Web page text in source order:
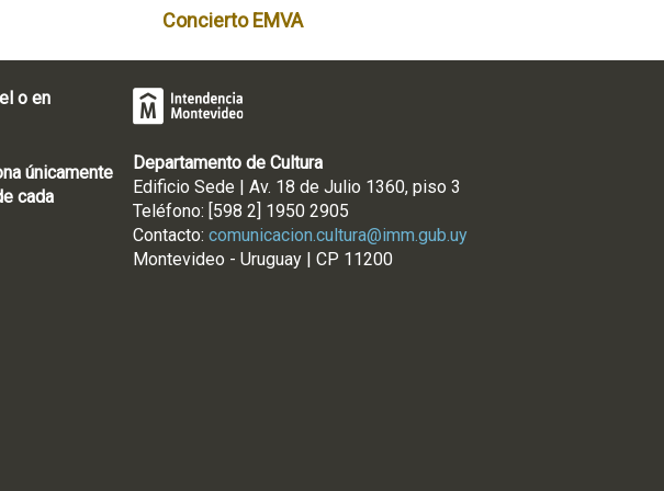
Concierto EMVA
o en
únicamente
cada
Departamento de Cultura
Edificio Sede | Av. 18 de Julio 1360, piso 3
Teléfono: [598 2] 1950 2905
Contacto: comunicacion.cultura@imm.gub.uy
Montevideo - Uruguay | CP 11200